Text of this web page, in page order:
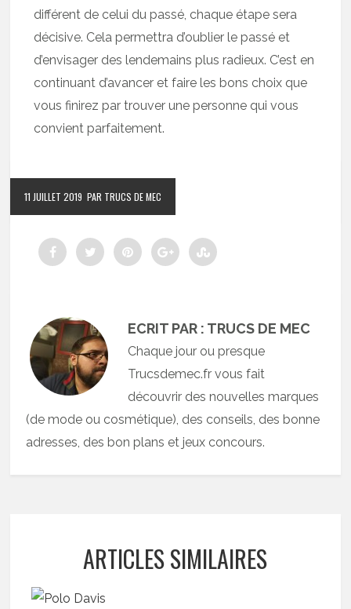
différent de celui du passé, chaque étape sera
décisive. Cela permettra d’oublier le passé et
d’envisager des lendemains plus radieux. C’est en
continuant d’avancer et faire les bons choix que
vous finirez par trouver une personne qui vous
convient parfaitement.
11 JUILLET 2019 PAR TRUCS DE MEC
ECRIT PAR : TRUCS DE MEC
Chaque jour ou presque
Trucsdemec.fr vous fait
découvrir des nouvelles marques
(de mode ou cosmétique), des conseils, des bonne
adresses, des bon plans et jeux concours.
ARTICLES SIMILAIRES